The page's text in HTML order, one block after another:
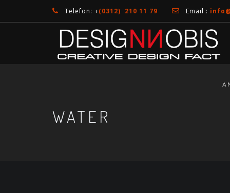
Telefon: +(0312) 210 11 79 Email :
WATER